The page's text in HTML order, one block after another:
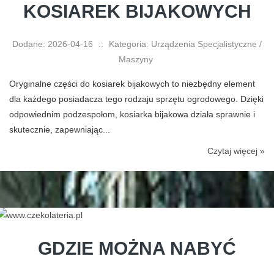
KOSIAREK BIJAKOWYCH
Dodane: 2026-04-16 ::
Kategoria: Urządzenia Specjalistyczne /
Maszyny
Oryginalne części do kosiarek bijakowych to niezbędny element
dla każdego posiadacza tego rodzaju sprzętu ogrodowego. Dzięki
odpowiednim podzespołom, kosiarka bijakowa działa sprawnie i
skutecznie, zapewniając...
Czytaj więcej »
GDZIE MOŻNA NABYĆ